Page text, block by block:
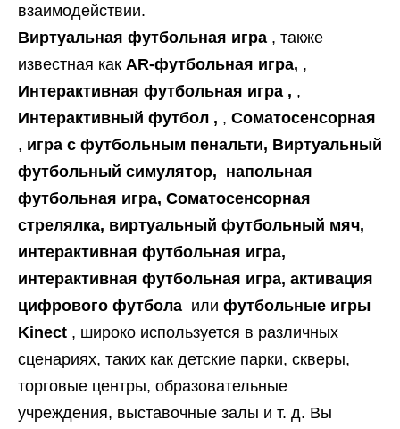
взаимодействии.
Виртуальная футбольная игра , также
известная как AR-футбольная игра, ,
Интерактивная футбольная игра , ,
Интерактивный футбол , , Соматосенсорная
, игра с футбольным пенальти, Виртуальный
футбольный симулятор, напольная
футбольная игра, Соматосенсорная
стрелялка, виртуальный футбольный мяч,
интерактивная футбольная игра,
интерактивная футбольная игра, активация
цифрового футбола или футбольные игры
Kinect , широко используется в различных
сценариях, таких как детские парки, скверы,
торговые центры, образовательные
учреждения, выставочные залы и т. д. Вы